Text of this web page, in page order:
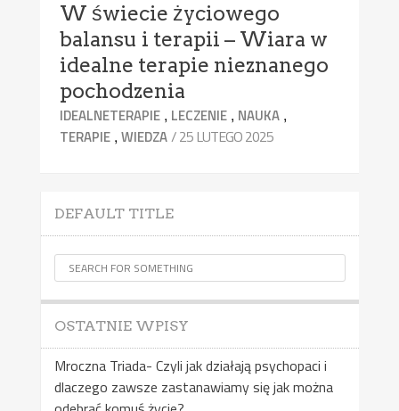
W świecie życiowego
balansu i terapii – Wiara w
idealne terapie nieznanego
pochodzenia
IDEALNETERAPIE , LECZENIE , NAUKA ,
TERAPIE ,WIEDZA/ 25 LUTEGO 2025
DEFAULT TITLE
OSTATNIE WPISY
Mroczna Triada- Czyli jak działają psychopaci i
dlaczego zawsze zastanawiamy się jak można